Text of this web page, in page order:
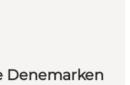
Denemarken